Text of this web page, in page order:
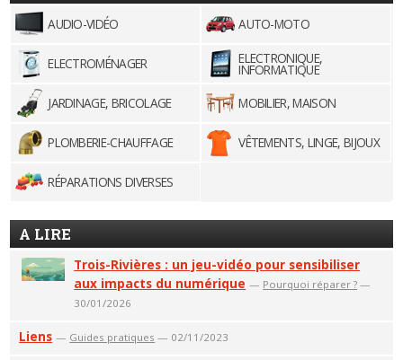
AUDIO-VIDÉO AUTO-MOTO
ELECTROMÉNAGER ELECTRONIQUE,
INFORMATIQUE
JARDINAGE, BRICOLAGE
MOBILIER, MAISON
PLOMBERIE-CHAUFFAGE VÊTEMENTS, LINGE, BIJOUX
RÉPARATIONS DIVERSES
A LIRE
Trois-Rivières : un jeu-vidéo pour sensibiliser
aux impacts du numérique — Pourquoi réparer ? —
30/01/2026
Liens — Guides pratiques — 02/11/2023